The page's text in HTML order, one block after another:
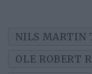
NILS MARTIN
OLE ROBERT